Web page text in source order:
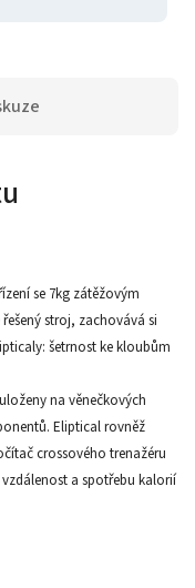
se 7kg zátěžovým
stroj, zachovává si
šetrnost ke kloubům
na věnečkových
Eliptical rovněž
crossového trenažéru
vzdálenost a spotřebu kalorií